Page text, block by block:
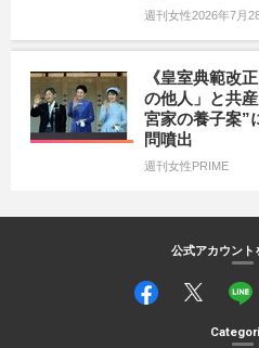
週刊女性2026年7月
《皇室典範改
の他人」と共
宮家の養子案”
問噴出
週刊女性PRIME
公式アカウント